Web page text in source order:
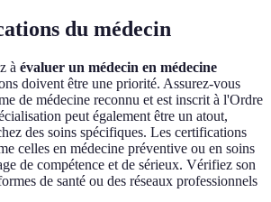
du médecin
à évaluer un médecin en médecine
doivent être une priorité. Assurez-vous
de médecine reconnu et est inscrit à l'Ordre
peut également être un atout,
des soins spécifiques. Les certifications
celles en médecine préventive ou en soins
de compétence et de sérieux. Vérifiez son
de santé ou des réseaux professionnels